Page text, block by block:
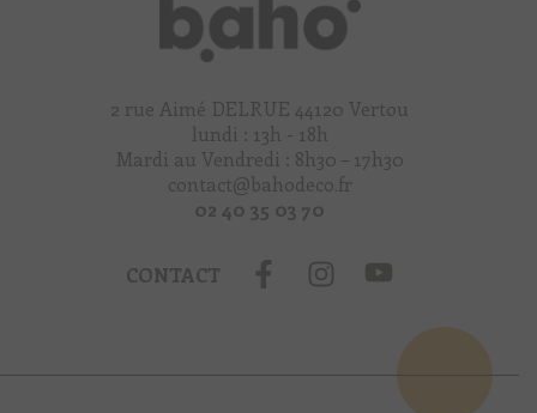
2 rue Aimé DELRUE 44120 Vertou
lundi : 13h - 18h
Mardi au Vendredi : 8h30 – 17h30
contact@bahodeco.fr
02 40 35 03 70
CONTACT